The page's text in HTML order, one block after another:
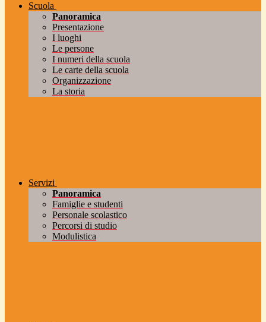
Scuola
Panoramica
Presentazione
I luoghi
Le persone
I numeri della scuola
Le carte della scuola
Organizzazione
La storia
Servizi
Panoramica
Famiglie e studenti
Personale scolastico
Percorsi di studio
Modulistica